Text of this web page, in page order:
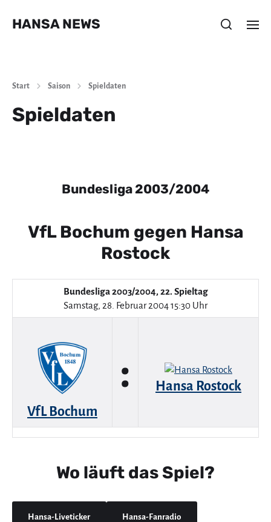
HANSA NEWS
Start Saison Spieldaten
Spieldaten
Bundesliga 2003/2004
VfL Bochum gegen Hansa
Rostock
Bundesliga 2003/2004, 22. Spieltag
Samstag, 28. Februar 2004 15:30 Uhr
VfL Bochum
: Hansa Rostock
Wo läuft das Spiel?
Hansa-Liveticker Hansa-Fanradio